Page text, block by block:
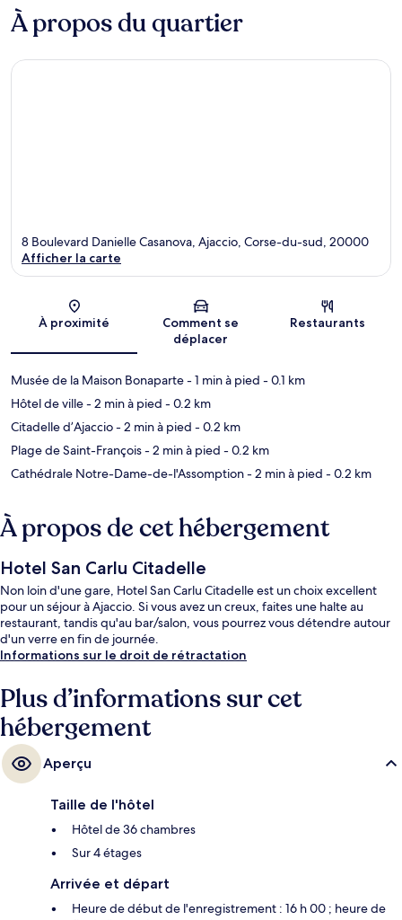
À propos du quartier
Carte
8 Boulevard Danielle Casanova, Ajaccio, Corse-du-sud, 20000
Afficher la carte
À proximité
Comment se
déplacer
Restaurants
Musée de la Maison Bonaparte- 1 min à pied - 0.1 km
Hôtel de ville- 2 min à pied - 0.2 km
Citadelle d’Ajaccio- 2 min à pied - 0.2 km
Plage de Saint-François- 2 min à pied - 0.2 km
Cathédrale Notre-Dame-de-l'Assomption- 2 min à pied - 0.2 km
À propos de cet hébergement
Hotel San Carlu Citadelle
Non loin d'une gare, Hotel San Carlu Citadelle est un choix excellent
pour un séjour à Ajaccio. Si vous avez un creux, faites une halte au
restaurant, tandis qu'au bar/salon, vous pourrez vous détendre autour
d'un verre en fin de journée.
Informations sur le droit de rétractation
Plus d’informations sur cet
hébergement
Aperçu
Taille de l'hôtel
Hôtel de 36 chambres
Sur 4 étages
Arrivée et départ
Heure de début de l'enregistrement : 16 h 00 ; heure de